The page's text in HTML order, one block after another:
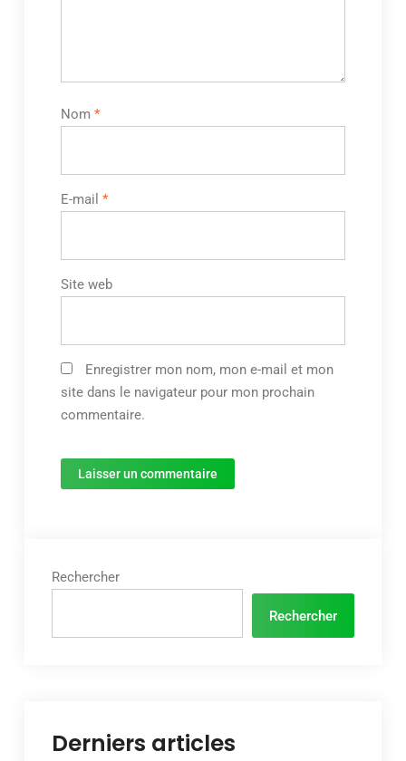
Nom *
E-mail *
Site web
Enregistrer mon nom, mon e-mail et mon
site dans le navigateur pour mon prochain
commentaire.
Rechercher
Rechercher
Derniers articles